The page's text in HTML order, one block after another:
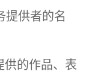
提供者的名
的作品、表